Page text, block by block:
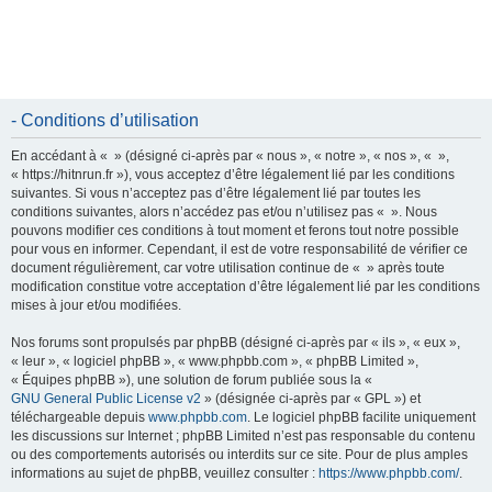
- Conditions d’utilisation
En accédant à « » (désigné ci-après par « nous », « notre », « nos », « »,
« https://hitnrun.fr »), vous acceptez d’être légalement lié par les conditions
suivantes. Si vous n’acceptez pas d’être légalement lié par toutes les
conditions suivantes, alors n’accédez pas et/ou n’utilisez pas « ». Nous
pouvons modifier ces conditions à tout moment et ferons tout notre possible
pour vous en informer. Cependant, il est de votre responsabilité de vérifier ce
document régulièrement, car votre utilisation continue de « » après toute
modification constitue votre acceptation d’être légalement lié par les conditions
mises à jour et/ou modifiées.
Nos forums sont propulsés par phpBB (désigné ci-après par « ils », « eux »,
« leur », « logiciel phpBB », « www.phpbb.com », « phpBB Limited »,
« Équipes phpBB »), une solution de forum publiée sous la «
GNU General Public License v2 » (désignée ci-après par « GPL ») et
téléchargeable depuis www.phpbb.com. Le logiciel phpBB facilite uniquement
les discussions sur Internet ; phpBB Limited n’est pas responsable du contenu
ou des comportements autorisés ou interdits sur ce site. Pour de plus amples
informations au sujet de phpBB, veuillez consulter : https://www.phpbb.com/.